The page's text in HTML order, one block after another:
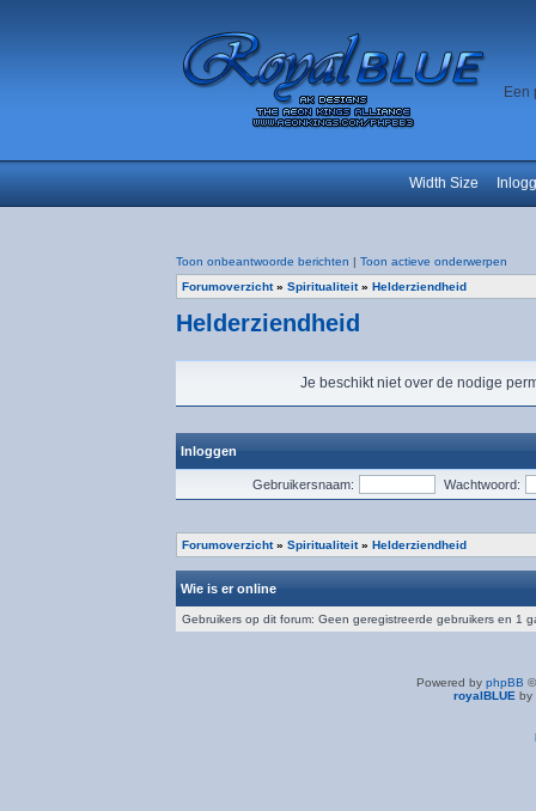
Een
Width Size
Toon onbeantwoorde berichten | Toon actieve onderwerpen
Forumoverzicht» Spiritualiteit» Helderziendheid
Helderziendheid
Je beschikt niet over de nodige
Inloggen
Gebruikersnaam: Wachtwoord:
Forumoverzicht» Spiritualiteit» Helderziendheid
Wie is er online
Gebruikers op dit forum: Geen geregistreerde gebruikers en 1
Powered by phpBB
royalBLUE by